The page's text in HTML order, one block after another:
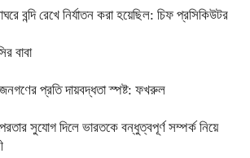
বন্দি রেখে নির্যাতন করা হয়েছিল: চিফ প্রসিকিউটর
বাবা
জনগণের প্রতি দায়বদ্ধতা স্পষ্ট: ফখরুল
সুযোগ দিলে ভারতকে বন্ধুত্বপূর্ণ সম্পর্ক নিয়ে